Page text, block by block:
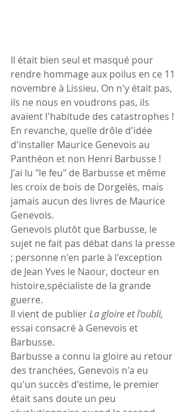
Il était bien seul et masqué pour
rendre hommage aux poilus en ce 11
novembre à Lissieu. On n'y était pas,
ils ne nous en voudrons pas, ils
avaient l'habitude des catastrophes !
En revanche, quelle drôle d'idée
d'installer Maurice Genevois au
Panthéon et non Henri Barbusse !
J'ai lu "le feu" de Barbusse et même
les croix de bois de Dorgelès, mais
jamais aucun des livres de Maurice
Genevois.
Genevois plutôt que Barbusse, le
sujet ne fait pas débat dans la presse
; personne n'en parle à l'exception
de Jean Yves le Naour, docteur en
histoire,spécialiste de la grande
guerre.
Il vient de publier La gloire et l'oubli,
essai consacré à Genevois et
Barbusse.
Barbusse a connu la gloire au retour
des tranchées, Genevois n'a eu
qu'un succès d'estime, le premier
était sans doute un peu